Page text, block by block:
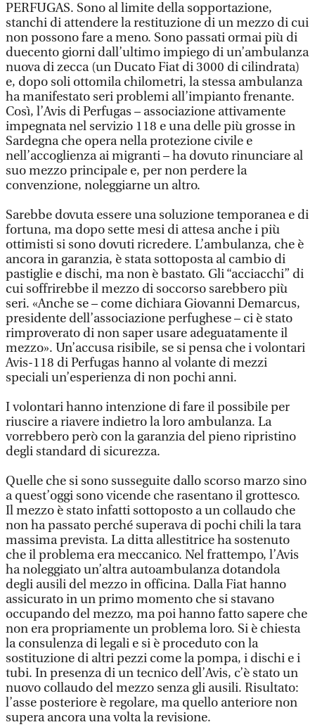
PERFUGAS. Sono al limite della sopportazione,
stanchi di attendere la restituzione di un mezzo di cui
non possono fare a meno. Sono passati ormai più di
duecento giorni dall’ultimo impiego di un’ambulanza
nuova di zecca (un Ducato Fiat di 3000 di cilindrata)
e, dopo soli ottomila chilometri, la stessa ambulanza
ha manifestato seri problemi all’impianto frenante.
Così, l’Avis di Perfugas – associazione attivamente
impegnata nel servizio 118 e una delle più grosse in
Sardegna che opera nella protezione civile e
nell’accoglienza ai migranti – ha dovuto rinunciare al
suo mezzo principale e, per non perdere la
convenzione, noleggiarne un altro.
Sarebbe dovuta essere una soluzione temporanea e di
fortuna, ma dopo sette mesi di attesa anche i più
ottimisti si sono dovuti ricredere. L’ambulanza, che è
ancora in garanzia, è stata sottoposta al cambio di
pastiglie e dischi, ma non è bastato. Gli “acciacchi” di
cui soffrirebbe il mezzo di soccorso sarebbero più
seri. «Anche se – come dichiara Giovanni Demarcus,
presidente dell’associazione perfughese – ci è stato
rimproverato di non saper usare adeguatamente il
mezzo». Un’accusa risibile, se si pensa che i volontari
Avis-118 di Perfugas hanno al volante di mezzi
speciali un’esperienza di non pochi anni.
I volontari hanno intenzione di fare il possibile per
riuscire a riavere indietro la loro ambulanza. La
vorrebbero però con la garanzia del pieno ripristino
degli standard di sicurezza.
Quelle che si sono susseguite dallo scorso marzo sino
a quest’oggi sono vicende che rasentano il grottesco.
Il mezzo è stato infatti sottoposto a un collaudo che
non ha passato perché superava di pochi chili la tara
massima prevista. La ditta allestitrice ha sostenuto
che il problema era meccanico. Nel frattempo, l’Avis
ha noleggiato un’altra autoambulanza dotandola
degli ausili del mezzo in officina. Dalla Fiat hanno
assicurato in un primo momento che si stavano
occupando del mezzo, ma poi hanno fatto sapere che
non era propriamente un problema loro. Si è chiesta
la consulenza di legali e si è proceduto con la
sostituzione di altri pezzi come la pompa, i dischi e i
tubi. In presenza di un tecnico dell’Avis, c’è stato un
nuovo collaudo del mezzo senza gli ausili. Risultato:
l’asse posteriore è regolare, ma quello anteriore non
supera ancora una volta la revisione.